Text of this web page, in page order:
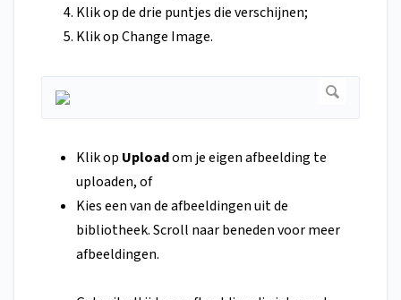
Klik op de drie puntjes die verschijnen;
Klik op Change Image.
Klik op Uploadom je eigen afbeelding te
uploaden, of
Kies een van de afbeeldingen uit de
bibliotheek. Scroll naar beneden voor meer
afbeeldingen.